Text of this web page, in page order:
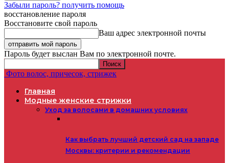
Забыли пароль? получить помощь
восстановление пароля
Восстановите свой пароль
Ваш адрес электронной почты
Пароль будет выслан Вам по электронной почте.
Фото волос, причесок, стрижек
Главная
Модные женские стрижки
Уход за волосами в домашних условиях
Как выбрать лучший детский сад на западе
Москвы: критерии и рекомендации